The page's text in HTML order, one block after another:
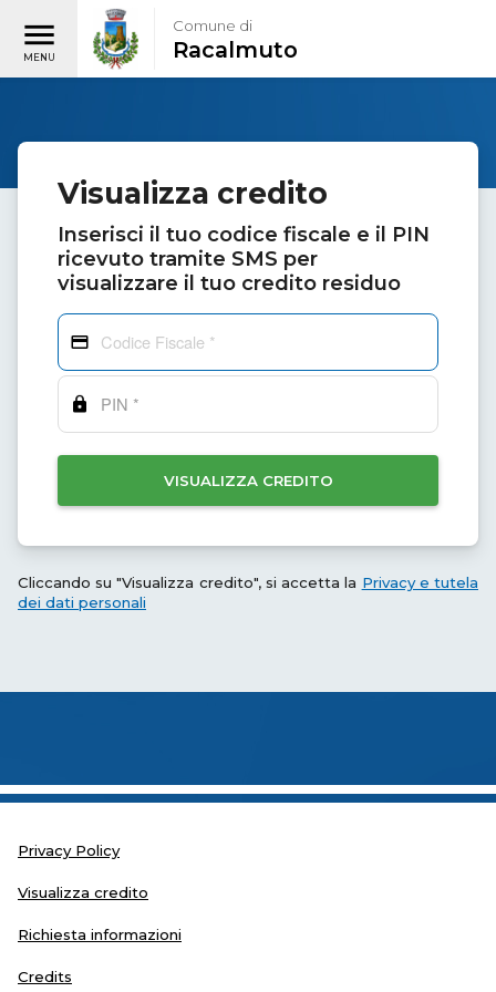
Comune di
Racalmuto
Visualizza credito
Inserisci il tuo codice fiscale e il PIN
ricevuto tramite SMS per
visualizzare il tuo credito residuo
VISUALIZZA CREDITO
Cliccando su "Visualizza credito", si accetta la Privacy e tutela
dei dati personali
Privacy Policy
Visualizza credito
Richiesta informazioni
Credits